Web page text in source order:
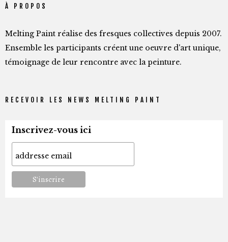
À PROPOS
Melting Paint réalise des fresques collectives depuis 2007.
Ensemble les participants créent une oeuvre d'art unique,
témoignage de leur rencontre avec la peinture.
RECEVOIR LES NEWS MELTING PAINT
Inscrivez-vous ici